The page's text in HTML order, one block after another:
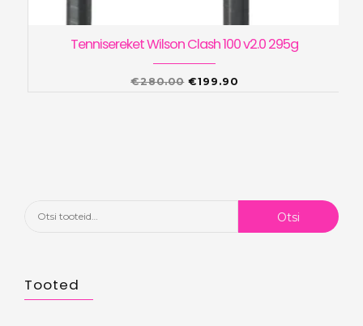
Tennisereket Wilson Clash 100 v2.0 295g
€280.00 Algne
€199.90
Otsi: Otsi
Tooted